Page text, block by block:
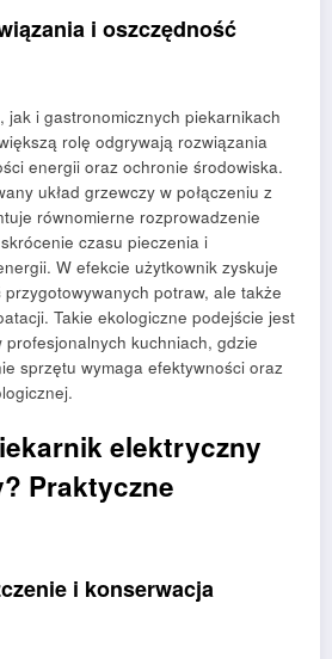
i oszczędność
jak i gastronomicznych piekarnikach
rolę odgrywają rozwiązania
energii oraz ochronie środowiska.
układ grzewczy w połączeniu z
równomierne rozprowadzenie
czasu pieczenia i
W efekcie użytkownik zyskuje
potraw, ale także
Takie ekologiczne podejście jest
kuchniach, gdzie
sprzętu wymaga efektywności oraz
elektryczny
Praktyczne
i konserwacja